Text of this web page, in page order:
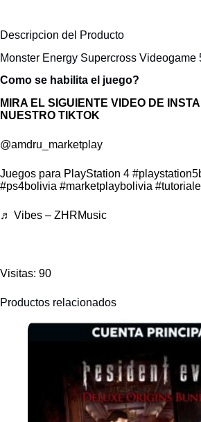
Descripcion del Producto
Monster Energy Supercross Videogame
Como se habilita el juego?
MIRA EL SIGUIENTE VIDEO DE
NUESTRO TIKTOK
@amdru_marketplay
Juegos para PlayStation 4
#ps4bolivia #marketplaybolivia
♬ Vibes – ZHRMusic
Visitas: 90
Productos relacionados